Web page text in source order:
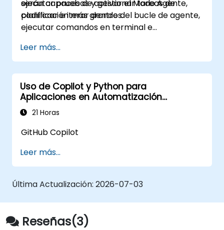
ejecutar pruebas y gestionar tareas de
codificación más grandes.
serán capaces de activar el Modo Agente,
planificar e iterar dentro del bucle de agente,
ejecutar comandos en terminal e
Leer más...
Uso de Copilot y Python para
Aplicaciones en Automatización
Industrial
21 Horas
GitHub Copilot
Leer más...
Última Actualización: 2026-07-03
Reseñas(3)